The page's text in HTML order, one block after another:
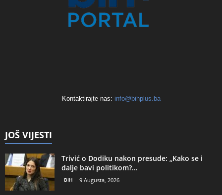
Kontaktirajte nas: info@bihplus.ba
JOŠ VIJESTI
Trivić o Dodiku nakon presude: „Kako se i
dalje bavi politikom?...
BIH 9 Augusta, 2026